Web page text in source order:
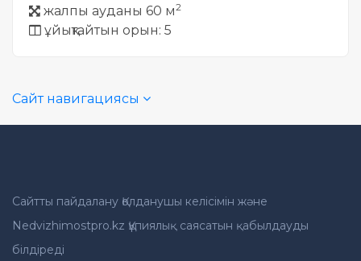
жалпы ауданы 60 м2
ұйықтайтын орын: 5
Сайт навигациясы
Сайтты пайдалану Қолданушы келісімін және
Nedvizhimostpro.kz Құпиялық саясатын қабылдауды
білдіреді